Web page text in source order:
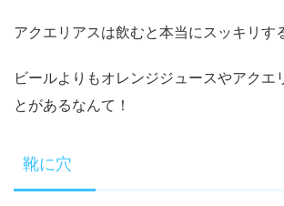
アクエリアスは飲むと本当にスッキリす
ビールよりもオレンジジュースやアクエ
とがあるなんて！
靴に穴